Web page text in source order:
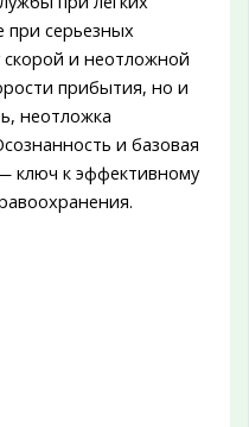
при серьезных
и неотложной
прибытия, но и
неотложка
и базовая
ключ к эффективному